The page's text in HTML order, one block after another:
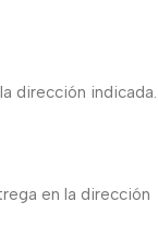
dirección indicada.
en la dirección